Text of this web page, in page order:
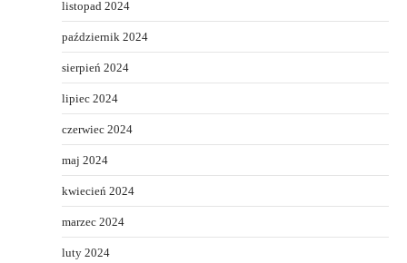
listopad 2024
październik 2024
sierpień 2024
lipiec 2024
czerwiec 2024
maj 2024
kwiecień 2024
marzec 2024
luty 2024